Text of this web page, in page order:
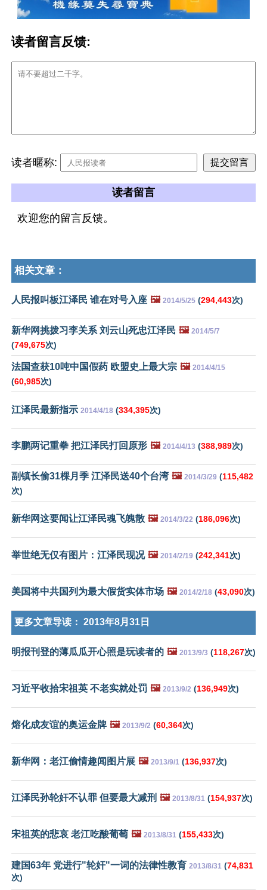
读者留言反馈:
读者暱称:
读者留言
欢迎您的留言反馈。
相关文章：
人民报叫板江泽民 谁在对号入座 🖼️ 2014/5/25 (294,443次)
新华网挑拨习李关系 刘云山死忠江泽民 🖼️ 2014/5/7
(749,675次)
法国查获10吨中国假药 欧盟史上最大宗 🖼️ 2014/4/15
(60,985次)
江泽民最新指示 2014/4/18 (334,395次)
李鹏两记重拳 把江泽民打回原形 🖼️ 2014/4/13 (388,989次)
副镇长偷31棵月季 江泽民送40个台湾 🖼️ 2014/3/29 (115,482
次)
新华网这要闻让江泽民魂飞魄散 🖼️ 2014/3/22 (186,096次)
举世绝无仅有图片：江泽民现况 🖼️ 2014/2/19 (242,341次)
美国将中共国列为最大假货实体市场 🖼️ 2014/2/18 (43,090次)
更多文章导读： 2013年8月31日
明报刊登的薄瓜瓜开心照是玩读者的 🖼️ 2013/9/3 (118,267次)
习近平收拾宋祖英 不老实就处罚 🖼️ 2013/9/2 (136,949次)
熔化成友谊的奥运金牌 🖼️ 2013/9/2 (60,364次)
新华网：老江偷情趣闻图片展 🖼️ 2013/9/1 (136,937次)
江泽民孙轮奸不认罪 但要最大减刑 🖼️ 2013/8/31 (154,937次)
宋祖英的悲哀 老江吃酸葡萄 🖼️ 2013/8/31 (155,433次)
建国63年 党进行"轮奸"一词的法律性教育 2013/8/31 (74,831
次)